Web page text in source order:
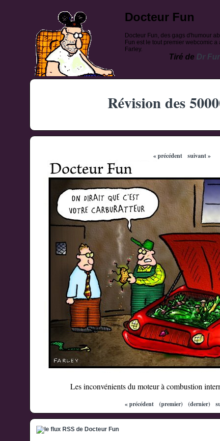
Docteur Fun
Docteur Fun, des gags d'humour
Fun est le tout premier webcomic
Farley.
Tiré de Dr
Révision des
« précédent suivant »
Les inconvénients du moteur à combustion
« précédent (premier) (dernier)